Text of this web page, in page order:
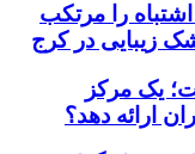
قبل از اصلاح طرح لبخند، این 7 اشتباه را مرتکب
زیبایی در کرج
یک مرکز
ارائه دهد؟